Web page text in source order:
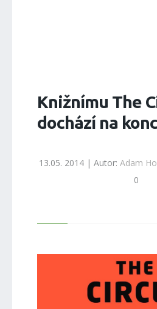
Knižnímu The
dochází na
13.05. 2014 | Autor: Adam
0